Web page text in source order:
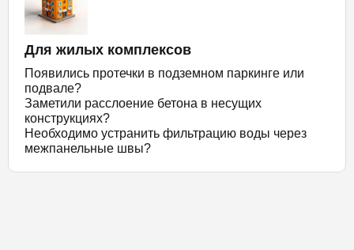
Для жилых комплексов
Появились протечки в подземном паркинге или
подвале?
Заметили расслоение бетона в несущих
конструкциях?
Необходимо устранить фильтрацию воды через
межпанельные швы?